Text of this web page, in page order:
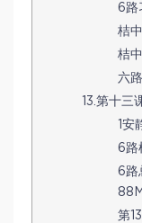
6路
桔
桔
六
13.第十三
1安
6路
6路
第